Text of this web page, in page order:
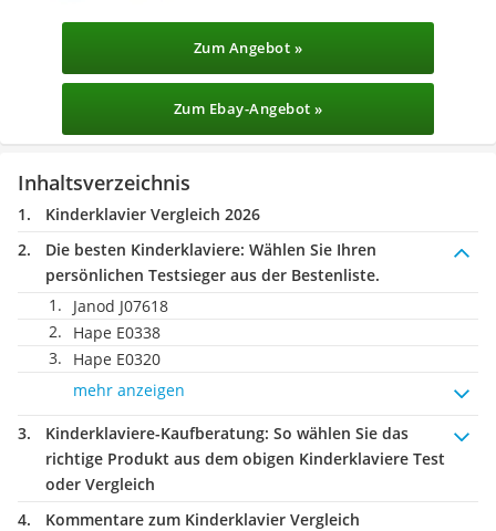
Zum Angebot »
Zum Ebay-Angebot »
Inhaltsverzeichnis
Kinderklavier Vergleich 2026
Die besten Kinderklaviere: Wählen Sie Ihren
persönlichen Testsieger aus der Bestenliste.
Janod J07618
Hape E0338
Hape E0320
mehr anzeigen
Kinderklaviere-Kaufberatung: So wählen Sie das
richtige Produkt aus dem obigen Kinderklaviere Test
oder Vergleich
Kommentare zum Kinderklavier Vergleich